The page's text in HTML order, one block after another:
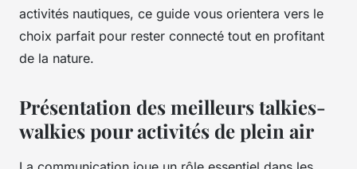
activités nautiques, ce guide vous orientera vers le
choix parfait pour rester connecté tout en profitant
de la nature.
Présentation des meilleurs talkies-
walkies pour activités de plein air